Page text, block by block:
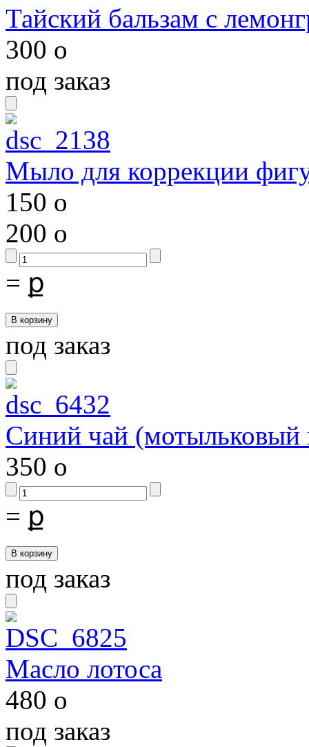
Тайский бальзам с
300 o
под заказ
Мыло для коррекции
150 o
200 o
= ք
под заказ
Синий чай (мотыльковый
350 o
= ք
под заказ
Масло лотоса
480 o
под заказ